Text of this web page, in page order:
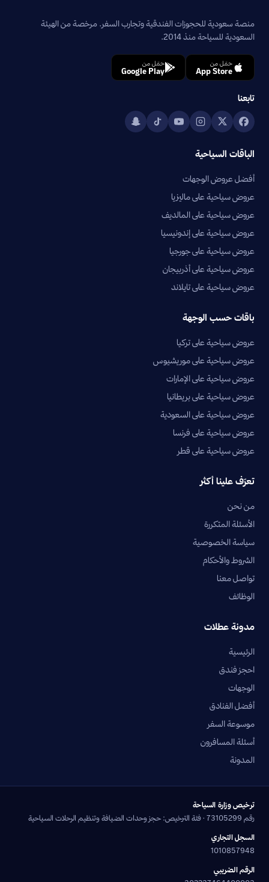
منصة سعودية للحجوزات الفندقية وتجارب السفر. مرخصة من الهيئة
السعودية للسياحة منذ 2014.
حمّل من
App Store
حمّل من
Google Play
تابعنا
الباقات السياحية
أفضل عروض الوجهات
عروض سياحية على ماليزيا
عروض سياحية على المالديف
عروض سياحية على إندونيسيا
عروض سياحية على جورجيا
عروض سياحية على أذربيجان
عروض سياحية على تايلاند
باقات حسب الوجهة
عروض سياحية على تركيا
عروض سياحية على موريشيوس
عروض سياحية على الإمارات
عروض سياحية على بريطانيا
عروض سياحية على السعودية
عروض سياحية على فرنسا
عروض سياحية على قطر
تعرّف علينا أكثر
من نحن
الأسئلة المتكررة
سياسة الخصوصية
الشروط والأحكام
تواصل معنا
الوظائف
مدونة عطلات
الرئيسية
احجز فندق
الوجهات
أفضل الفنادق
موسوعة السفر
أسئلة المسافرون
المدونة
ترخيص وزارة السياحة
رقم 73105299 · فئة الترخيص: حجز وحدات الضيافة وتنظيم الرحلات السياحية
السجل التجاري
1010857948
الرقم الضريبي